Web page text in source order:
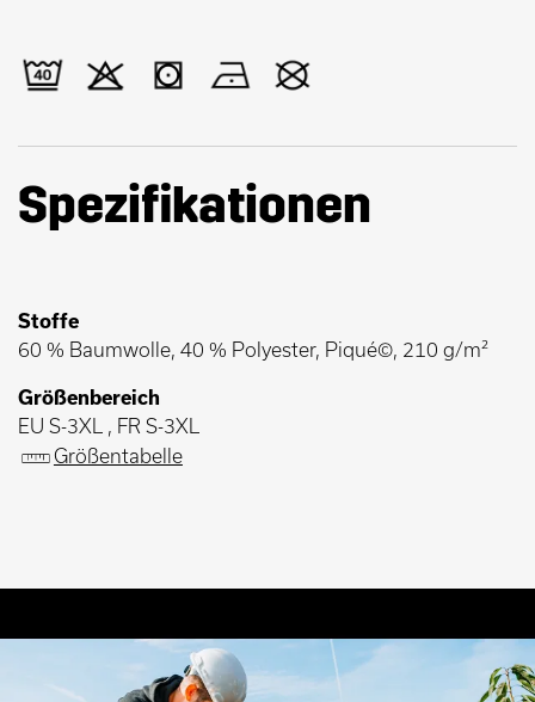
Spezifikationen
Stoffe
60 % Baumwolle, 40 % Polyester, Piqué©, 210 g/m²
Größenbereich
EU S-3XL , FR S-3XL
Größentabelle